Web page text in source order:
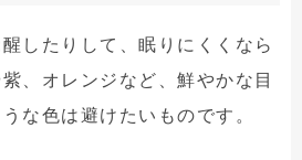
したりして、眠りにくくなら
、オレンジなど、鮮やかな目
な色は避けたいものです。